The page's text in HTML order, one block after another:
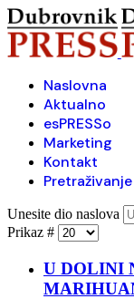
Naslovna
Aktualno
esPRESSo
Marketing
Kontakt
Pretraživanje
Unesite dio naslova
Prikaz #
U DOLINI